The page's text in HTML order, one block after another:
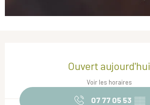
Ouvert aujourd'hui
Voir les horaires
07 77 05 53 ▒▒